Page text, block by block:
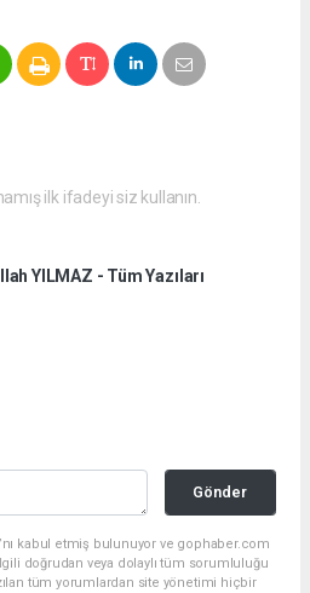
ilk ifadeyi siz kullanın.
YILMAZ - Tüm Yazıları
Gönder
kabul etmiş bulunuyor ve gophaber.com
doğrudan veya dolaylı tüm sorumluluğu
tüm yorumlardan site yönetimi hiçbir